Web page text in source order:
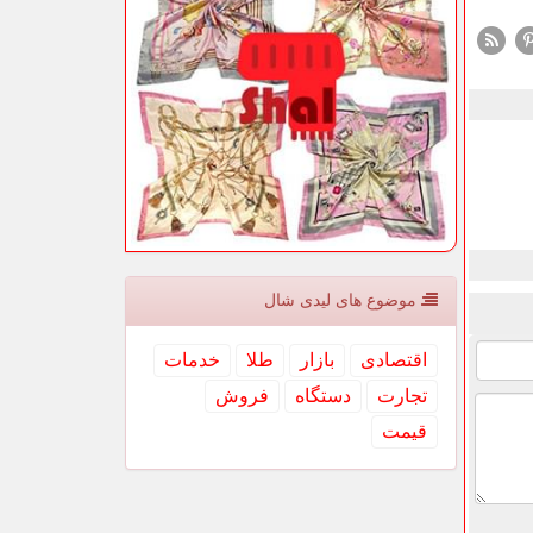
موضوع های لیدی شال
اقتصادی بازار طلا
خدمات
تجارت
دستگاه
فروش
قیمت